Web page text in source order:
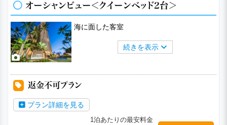
オーシャンビュー＜クイーンベッド2台＞
海に面した客室
続きを表示
返金不可プラン
プラン詳細を見る
1泊あたりの最安料金